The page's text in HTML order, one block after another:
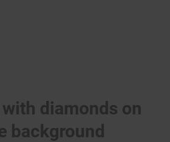
diamonds on
background